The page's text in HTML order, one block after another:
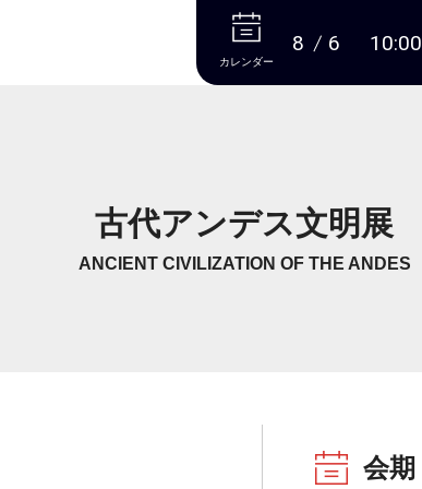
本文へ
カレンダー
8 6 10:00
古代アンデス文明展
ANCIENT CIVILIZATION OF THE ANDES
会期